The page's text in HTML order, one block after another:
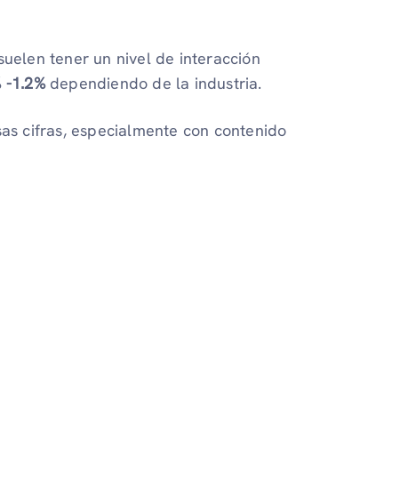
tener un nivel de interacción
-1.2%dependiendo de la industria.
cifras, especialmente con contenido